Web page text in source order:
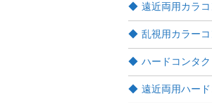
遠近両用カラコ
乱視用カラーコ
ハードコンタク
遠近両用ハー